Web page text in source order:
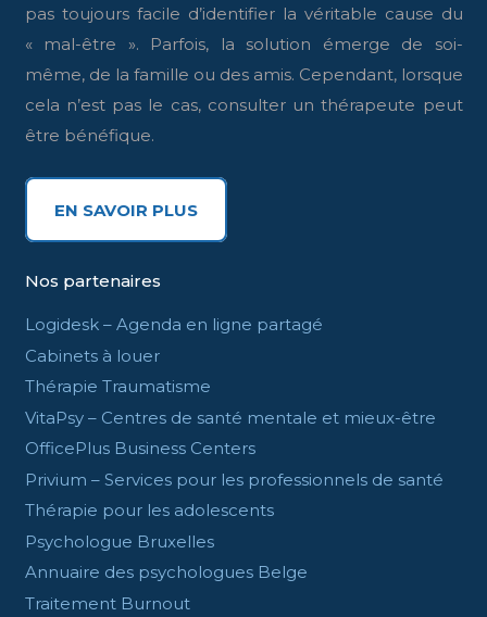
pas toujours facile d’identifier la véritable cause du
« mal-être ». Parfois, la solution émerge de soi-
même, de la famille ou des amis. Cependant, lorsque
cela n’est pas le cas, consulter un thérapeute peut
être bénéfique.
EN SAVOIR PLUS
Nos partenaires
Logidesk – Agenda en ligne partagé
Cabinets à louer
Thérapie Traumatisme
VitaPsy – Centres de santé mentale et mieux-être
OfficePlus Business Centers
Privium – Services pour les professionnels de santé
Thérapie pour les adolescents
Psychologue Bruxelles
Annuaire des psychologues Belge
Traitement Burnout